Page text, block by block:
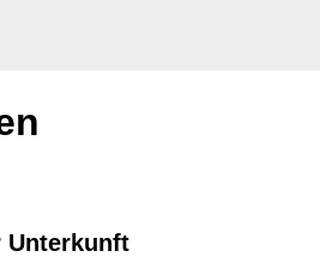
Unterkunft